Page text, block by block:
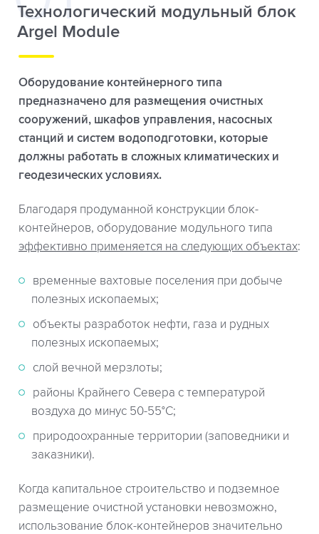
Технологический модульный блок
Argel Module
Оборудование контейнерного типа
предназначено для размещения очистных
сооружений, шкафов управления, насосных
станций и систем водоподготовки, которые
должны работать в сложных климатических и
геодезических условиях.
Благодаря продуманной конструкции блок-
контейнеров, оборудование модульного типа
эффективно применяется на следующих объектах:
временные вахтовые поселения при добыче
полезных ископаемых;
объекты разработок нефти, газа и рудных
полезных ископаемых;
слой вечной мерзлоты;
районы Крайнего Севера с температурой
воздуха до минус 50-55°С;
природоохранные территории (заповедники и
заказники).
Когда капитальное строительство и подземное
размещение очистной установки невозможно,
использование блок-контейнеров значительно